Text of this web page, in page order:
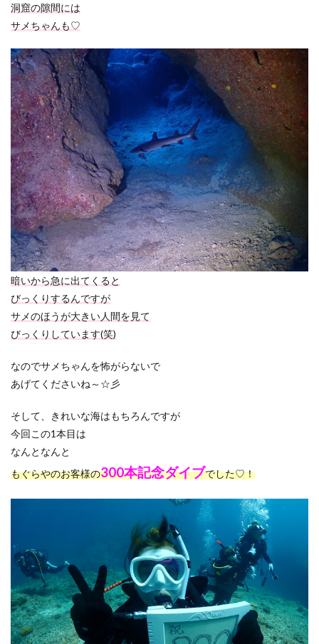
洞窟の隙間には
サメちゃんも♡
暗いから急に出てくると
びっくりするんですが
サメのほうが大きい人間を見て
びっくりしています(笑)
なのでサメちゃんを怖がらないで
あげてくださいね～☆彡
そして、きれいな海はもちろんですが
今回この1本目は
なんとなんと
もぐらやのお客様の300本記念ダイブでした♡！